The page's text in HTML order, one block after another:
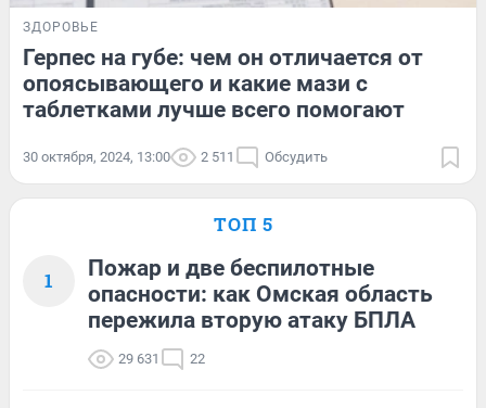
ЗДОРОВЬЕ
Герпес на губе: чем он отличается от
опоясывающего и какие мази с
таблетками лучше всего помогают
30 октября, 2024, 13:00 2 511 Обсудить
ТОП 5
1
Пожар и две беспилотные
опасности: как Омская область
пережила вторую атаку БПЛА
29 631 22